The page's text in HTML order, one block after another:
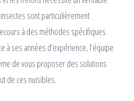
sont particulièrement
à des méthodes spécifiques
à ses années d’expérience, l’équipe
de vous proposer des solutions
de ces nuisibles.